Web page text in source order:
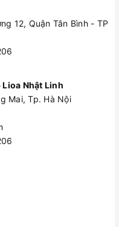
12, Quận Tân Bình - TP
Nhật Linh
Mai, Tp. Hà Nội